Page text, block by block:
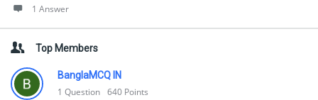
1 Answer
Top Members
BanglaMCQ IN
1 Question 640 Points